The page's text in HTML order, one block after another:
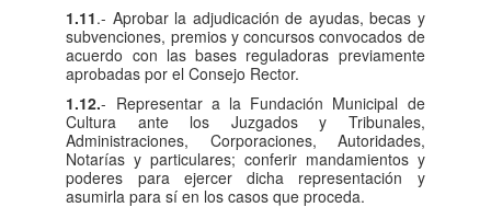
1.11.- Aprobar la adjudicación de ayudas, becas y
subvenciones, premios y concursos convocados de
acuerdo con las bases reguladoras previamente
aprobadas por el Consejo Rector.
1.12.- Representar a la Fundación Municipal de
Cultura ante los Juzgados y Tribunales,
Administraciones, Corporaciones, Autoridades,
Notarías y particulares; conferir mandamientos y
poderes para ejercer dicha representación y
asumirla para sí en los casos que proceda.